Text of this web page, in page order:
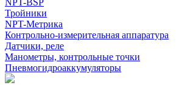
NPT-BSP
Тройники
NPT-Метрика
Контрольно-измерительная аппаратура
Датчики, реле
Манометры, контрольные точки
Пневмогидроаккумуляторы